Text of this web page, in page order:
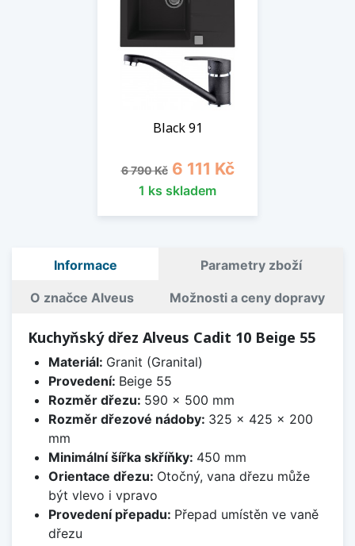
Black 91
Běžná cena
6 790 Kč Cena
6 111 Kč
1 ks skladem
Informace Parametry zboží
O značce Alveus Možnosti a ceny dopravy
Kuchyňský dřez Alveus Cadit 10 Beige 55
Materiál: Granit (Granital)
Provedení: Beige 55
Rozměr dřezu: 590 x 500 mm
Rozměr dřezové nádoby: 325 x 425 x 200
mm
Minimální šířka skříňky: 450 mm
Orientace dřezu: Otočný, vana dřezu může
být vlevo i vpravo
Provedení přepadu: Přepad umístěn ve vaně
dřezu